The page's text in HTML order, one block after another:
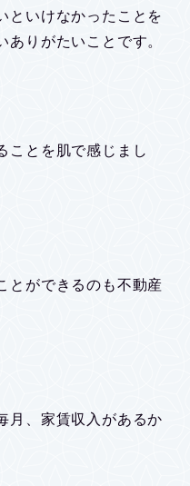
といけなかったことを
りがたいことです。
ことを肌で感じまし
とができるのも不動産
月、家賃収入があるか